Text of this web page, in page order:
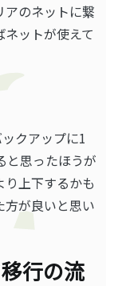
のネットに繋
ットが使えて
クアップに1
と思ったほうが
上下するかも
方が良いと思い
行の流